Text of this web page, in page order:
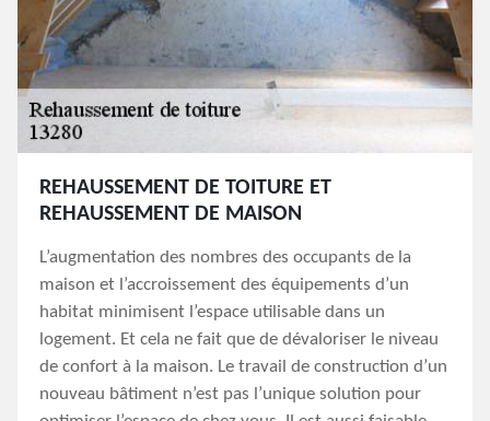
REHAUSSEMENT DE TOITURE ET
REHAUSSEMENT DE MAISON
L’augmentation des nombres des occupants de la
maison et l’accroissement des équipements d’un
habitat minimisent l’espace utilisable dans un
logement. Et cela ne fait que de dévaloriser le niveau
de confort à la maison. Le travail de construction d’un
nouveau bâtiment n’est pas l’unique solution pour